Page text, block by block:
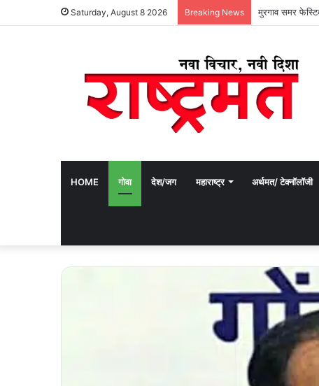
Saturday, August 8 2026 Breaking News मुरगाव समर
HOME गोवा देश/जग महाराष्ट्र अर्थमत/ टेक्नॉलॉजी